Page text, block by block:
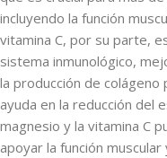
incluyendo la función
vitamina C, por su parte,
sistema inmunológico,
la producción de colágeno
ayuda en la reducción del
magnesio y la vitamina C
apoyar la función